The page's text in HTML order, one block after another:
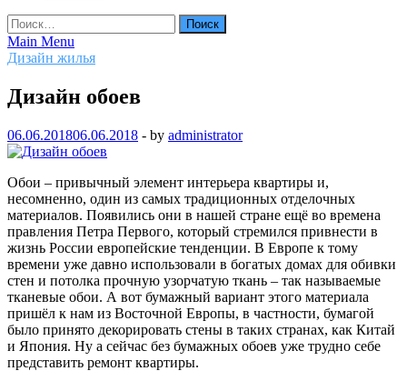
Найти:
Main Menu
Дизайн жилья
Дизайн обоев
06.06.201806.06.2018 - by administrator
Обои – привычный элемент интерьера квартиры и,
несомненно, один из самых традиционных отделочных
материалов. Появились они в нашей стране ещё во времена
правления Петра Первого, который стремился привнести в
жизнь России европейские тенденции. В Европе к тому
времени уже давно использовали в богатых домах для обивки
стен и потолка прочную узорчатую ткань – так называемые
тканевые обои. А вот бумажный вариант этого материала
пришёл к нам из Восточной Европы, в частности, бумагой
было принято декорировать стены в таких странах, как Китай
и Япония. Ну а сейчас без бумажных обоев уже трудно себе
представить ремонт квартиры.